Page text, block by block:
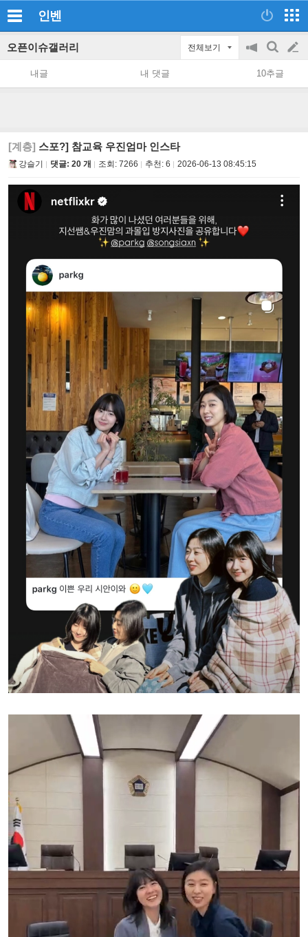
인벤
오픈이슈갤러리 전체보기
공
지
on/off
검
색
글
쓰
내글 내 댓글 10추글
[계층] 스포?] 참교육 우진엄마 인스타
강슬기 댓글: 20 개 조회: 7266 추천: 6 2026-06-13 08:45:15